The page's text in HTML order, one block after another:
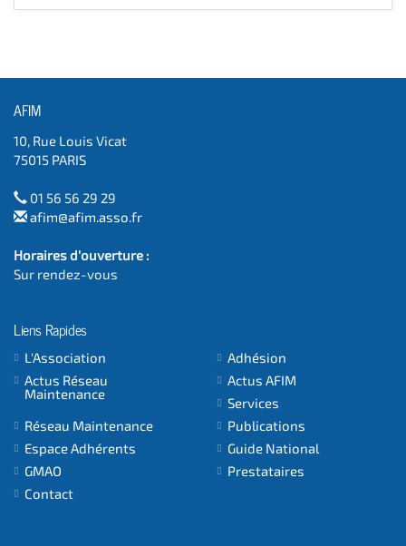
AFIM
10, Rue Louis Vicat
75015 PARIS
01 56 56 29 29
afim@afim.asso.fr
Horaires d'ouverture :
Sur rendez-vous
Liens Rapides
L'Association
Adhésion
Actus Réseau
Maintenance
Actus AFIM
Services
Réseau Maintenance
Publications
Espace Adhérents
Guide National
GMAO
Prestataires
Contact